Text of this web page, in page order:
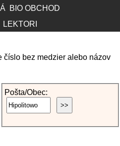
BIO OBCHOD
LEKTORI
číslo bez medzier alebo názov
Pošta/Obec: